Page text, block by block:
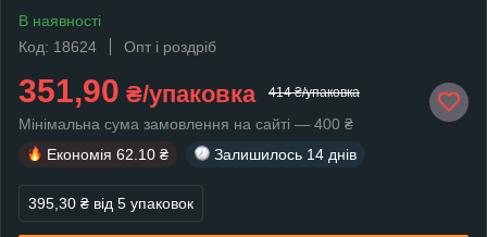
В наявності
Код: 18624
Опт і роздріб
351,90 ₴/упаковка 414 ₴/упаковка
Мінімальна сума замовлення на сайті — 400 ₴
Економія 62.10 ₴ Залишилось 14 днів
395,30 ₴ від 5 упаковок